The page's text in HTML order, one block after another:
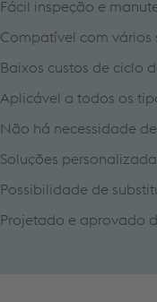
Fácil inspeção e
Compatível com vários
Baixos custos de ciclo
Aplicável a todos os
Não há necessidade
Soluções
Possibilidade de
Projetado e aprovado